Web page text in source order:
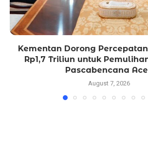
Kementan Dorong
Rp1,7 Triliun untuk
Pascabencana
August 7, 2026